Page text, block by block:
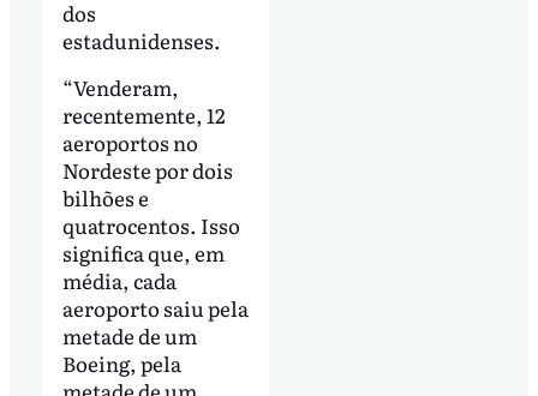
dos
estadunidenses.
“Venderam,
recentemente, 12
aeroportos no
Nordeste por dois
bilhões e
quatrocentos. Isso
significa que, em
média, cada
aeroporto saiu pela
metade de um
Boeing, pela